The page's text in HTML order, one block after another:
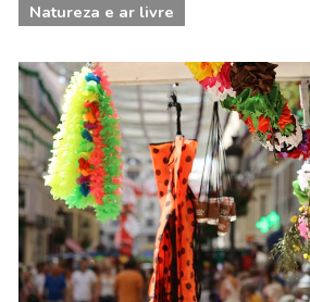
Natureza e ar livre